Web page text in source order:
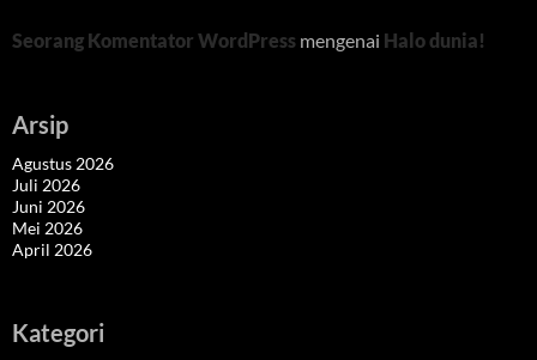
Seorang Komentator WordPress mengenai Halo dunia!
Arsip
Agustus 2026
Juli 2026
Juni 2026
Mei 2026
April 2026
Kategori